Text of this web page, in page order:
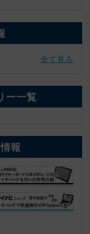
全て見る
ー一覧
報